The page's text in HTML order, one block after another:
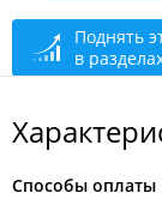
открыто:
Поднять
в
Способы оплаты